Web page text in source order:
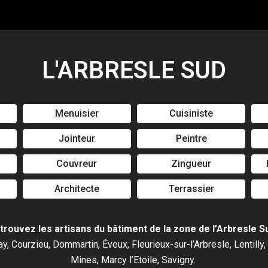
L'ARBRESLE SUD
Menuisier Cuisiniste
Jointeur Peintre
Couvreur Zingueur
Architecte Terrassier
les artisans du bâtiment de la zone de l’Arbresle
Courzieu, Dommartin, Éveux, Fleurieux-sur-l’Arbresle,
Mines, Marcy l’Etoile, Savigny.